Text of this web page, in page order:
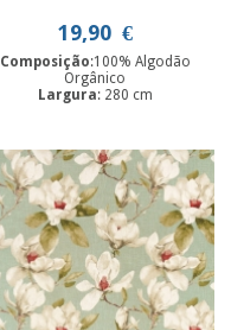
19,90 €
Composição:100% Algodão
Orgânico
Largura: 280 cm